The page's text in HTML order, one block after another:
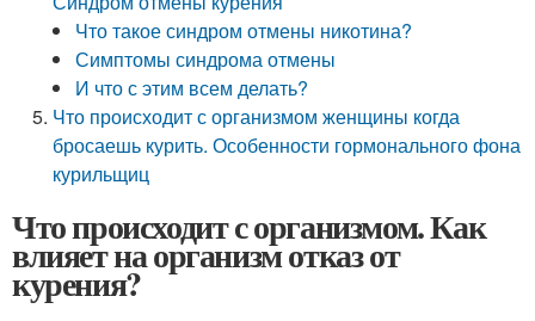
Что такое синдром отмены никотина?
Симптомы синдрома отмены
И что с этим всем делать?
Что происходит с организмом женщины когда
бросаешь курить. Особенности гормонального фона
курильщиц
Что происходит с организмом. Как
влияет на организм отказ от
курения?